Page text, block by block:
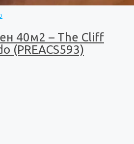
40м2 – The Cliff
(PREACS593)